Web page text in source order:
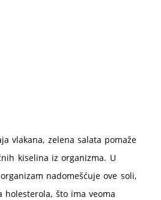
vlakana, zelena salata pomaže
kiselina iz organizma. U
nadomešćuje ove soli,
holesterola, što ima veoma